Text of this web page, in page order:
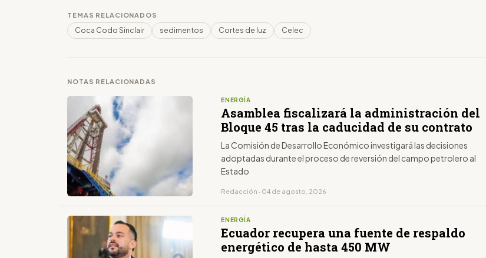
TEMAS RELACIONADOS
Coca Codo Sinclair sedimentos Cortes de luz Celec
NOTAS RELACIONADAS
ENERGÍA
Asamblea fiscalizará la administración del
Bloque 45 tras la caducidad de su contrato
La Comisión de Desarrollo Económico investigará las decisiones
adoptadas durante el proceso de reversión del campo petrolero al
Estado
Redacción · 04 de agosto, 2026
ENERGÍA
Ecuador recupera una fuente de respaldo
energético de hasta 450 MW